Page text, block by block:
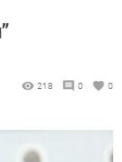
218 0 0